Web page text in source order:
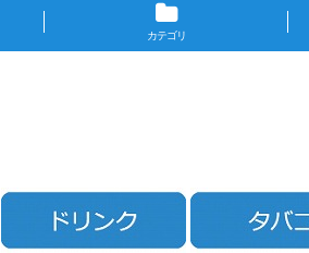
カテゴリ